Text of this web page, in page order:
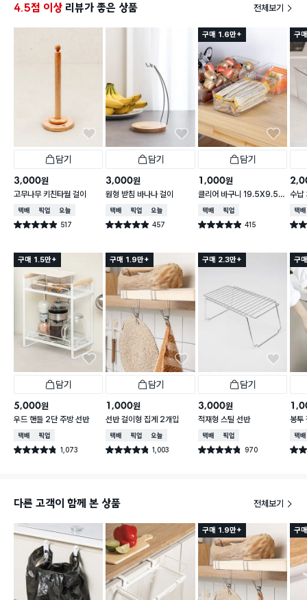
4.5점 이상 리뷰가 좋은 상품 전체보기
담기
3,000원
고무나무 키친타월 걸이
택배배송매장픽업오늘배송
별점 4.9점 517
건 작성
담기
3,000원
원형 받침 바나나 걸이
택배배송매장픽업오늘배송
별점 4.9점 457
건 작성
구매 1.6만+
담기
1,000원
클리어 바구니 19.5X9.5X
6.2cm
택배배송매장픽업
별점 4.9점 415
건 작성
구
수
택배
별점
구매 1.5만+
담기
5,000원
우드 핸들 2단 주방 선반
택배배송매장픽업
별점 4.8점 1,073
건 작성
구매 1.9만+
담기
1,000원
선반 걸이형 집게 2개입
택배배송매장픽업오늘배송
별점 4.8점 1,003
건 작성
구매 2.3만+
담기
3,000원
적재형 스틸 선반
택배배송매장픽업
별점 4.8점 970
건 작성
구
봉투
택배
별점
다른 고객이 함께 본 상품 전체보기
구매 1.9만+ 구